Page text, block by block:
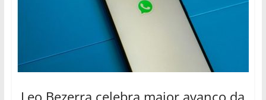
Leo Bezerra celebra maior avanço da